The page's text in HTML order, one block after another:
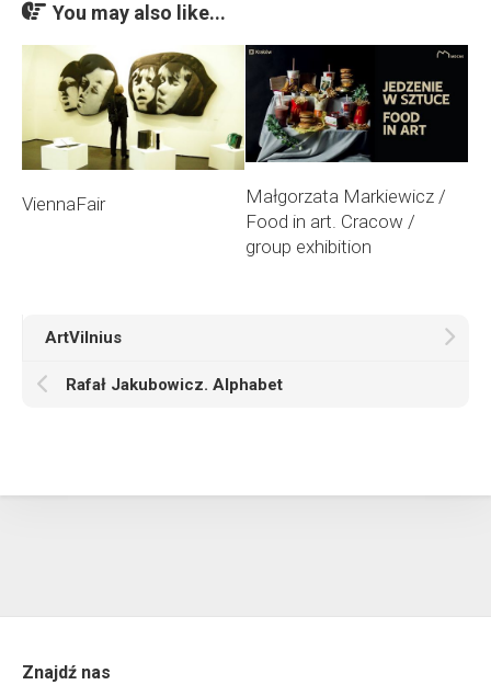
You may also like...
ViennaFair
Małgorzata Markiewicz /
Food in art. Cracow /
group exhibition
ArtVilnius
Rafał Jakubowicz. Alphabet
Znajdź nas